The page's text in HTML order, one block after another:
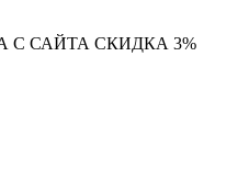
САЙТА СКИДКА 3%